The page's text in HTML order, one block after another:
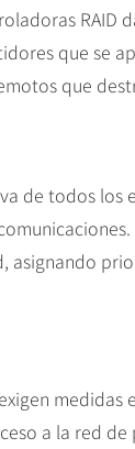
RAID
que se
que
de todos los
asignando
medidas
a la red